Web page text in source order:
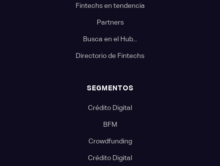
Fintechs en tendencia
Partners
Busca en el Hub...
Directorio de Fintechs
SEGMENTOS
Crédito Digital
BFM
Crowdfunding
Crédito Digital